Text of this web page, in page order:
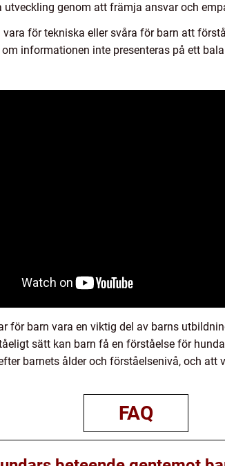
genom att främja ansvar och
för tekniska eller svåra för barn att
informationen inte presenteras på ett
för barn vara en viktig del av barns
sätt kan barn få en förståelse för
barnets ålder och förståelsenivå, och att
FAQ